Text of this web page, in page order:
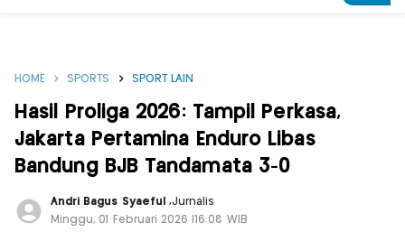
HOME SPORTS SPORT LAIN
Hasil Proliga 2026: Tampil Perkasa,
Jakarta Pertamina Enduro Libas
Bandung BJB Tandamata 3-0
Andri Bagus Syaeful ,Jurnalis
Minggu, 01 Februari 2026 |16:08 WIB